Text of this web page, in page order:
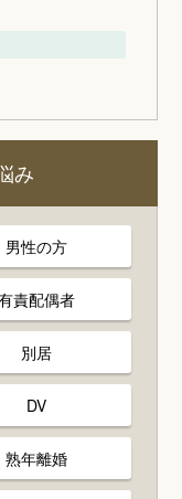
み
男性の方
責配偶者
別居
DV
熟年離婚